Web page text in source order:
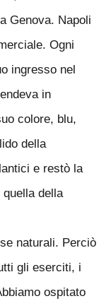
Genova. Napoli
Ogni
ingresso nel
in
colore, blu,
della
e restò la
della
naturali. Perciò
gli eserciti, i
ospitato